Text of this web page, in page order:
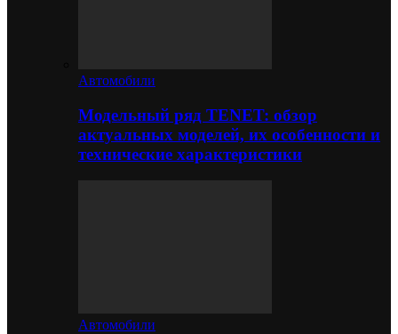
Автомобили
Модельный ряд TENET: обзор
актуальных моделей, их особенности и
технические характеристики
Автомобили